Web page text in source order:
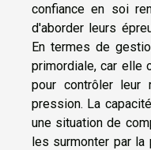
confiance en soi
d'aborder leurs
En termes de
primordiale, car elle
pour contrôler leur
pression. La
une situation de
les surmonter par la